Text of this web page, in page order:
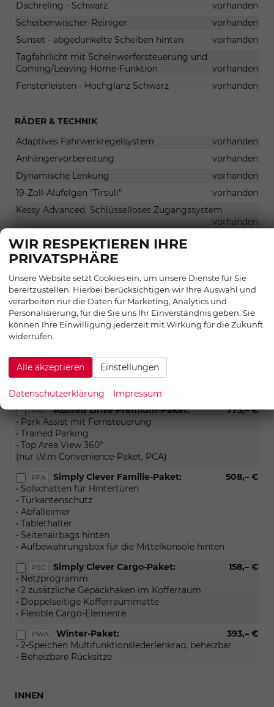
Dachreling - Schwarz
vorhanden
Scheibenwischer-Reiniger
vorhanden
Sunset - abgedunkelte Scheiben hinten
vorhanden
Tagfahrlicht mit Scheinwerfersteuerung und
Coming/Leaving Home-Funktion
vorhanden
Fensterleisten - Hochglanz Schwarz
vorhanden
RÄDER & TECHNIK
Adaptives Fahrwerkregelsystem
vorhanden
Anhängervorbereitung
vorhanden
Dynamische Lenkung
vorhanden
19-Zoll-Alufelgen "Tirsuli"
vorhanden
Kessy Advanced  Schlüsselloses Zugangssystem
vorhanden
Notrad
Radmutternschlüssel und Wagenheber
Radschraubenkappe - anthrazit
vorhanden
DCC
vorhanden
Diebstahlsichere Radschrauben
vorhanden
Stoßdämpfung Vorne und hinten
vorhanden
OPTIONALE EXTRAS
PAKETE
PAC 775,– €
Assited Drive Premium-Paket:
• Park Assist mit Fernsteuerung
• Trained Parking
• Top Area View 360°
(nur i.V.m Convenience-Paket, PCA)
PFA 508,– €
Simply Clever Familie-Paket:
• Solschatten für Hintertüren
• Türkantenschutz
• Abfalleimer
• Tablethalter
• Seitenairbags hinten
• Aufbewahrungsbox für die Mittelkonsole hinten
PSC 158,– €
Simply Clever Cargo-Paket:
• Netzprogramm
• 2 zusätzliche Gepäckhaken im Kofferraum
• Doppelseitige Kofferraummatte
• Flexible Cargo-Elemente
PWA 393,– €
Winter-Paket:
• 2-Speichen Multifunktionslederlenkrad, beheizbar
• Beheizbare Rücksitze
INNEN
WIR RESPEKTIEREN IHRE
PRIVATSPHÄRE
Unsere Website setzt Cookies ein, um unsere Dienste für Sie
bereitzustellen. Hierbei berücksichtigen wir Ihre Auswahl und
verarbeiten nur die Daten für Marketing, Analytics und
Personalisierung, für die Sie uns Ihr Einverständnis geben. Sie
können Ihre Einwilligung jederzeit mit Wirkung für die Zukunft
widerrufen.
Alle akzeptieren Einstellungen
Datenschutzerklärung Impressum